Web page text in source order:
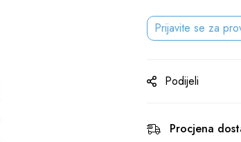
Prijavite se za
Podijeli
Procjena